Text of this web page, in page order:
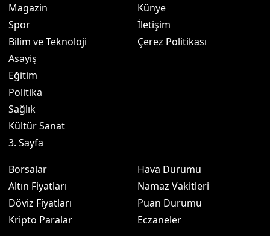
Magazin
Spor
Bilim ve Teknoloji
Asayiş
Eğitim
Politika
Sağlık
Kültür Sanat
3. Sayfa
Künye
İletişim
Çerez Politikası
Borsalar
Altın Fiyatları
Döviz Fiyatları
Kripto Paralar
Hava Durumu
Namaz Vakitleri
Puan Durumu
Eczaneler